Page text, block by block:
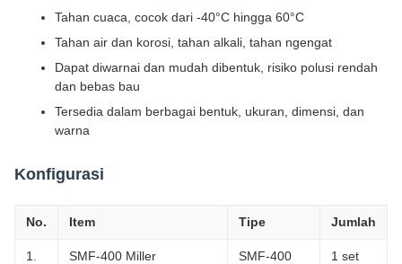
Tahan cuaca, cocok dari -40°C hingga 60°C
Tahan air dan korosi, tahan alkali, tahan ngengat
Dapat diwarnai dan mudah dibentuk, risiko polusi rendah
dan bebas bau
Tersedia dalam berbagai bentuk, ukuran, dimensi, dan
warna
Konfigurasi
No. Item Tipe Jumlah
1. SMF-400 Miller SMF-400 1 set